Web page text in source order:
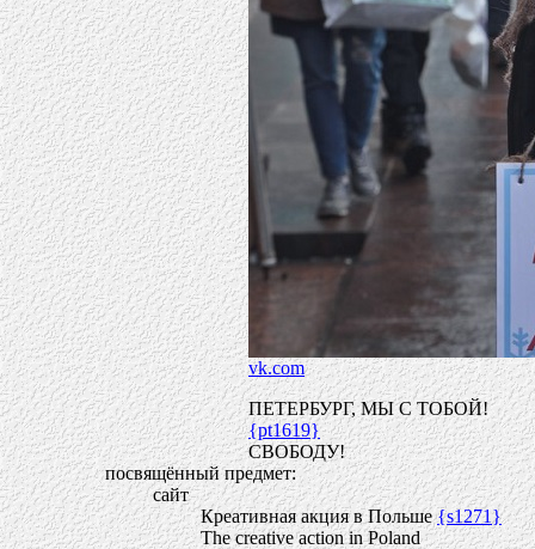
vk.com
ПЕТЕРБУРГ, МЫ С ТОБОЙ!
{pt1619}
СВОБОДУ!
посвящённый предмет:
сайт
Креативная акция в Польше{s1271}
The creative action in Poland